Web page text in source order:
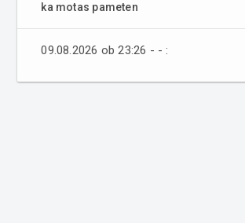
ka motas pameten
09.08.2026 ob 23:26 - - :